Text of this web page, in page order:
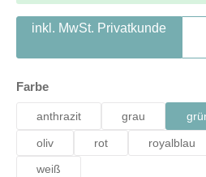
inkl. MwSt. Privatkunde
Farbeauswählen
anthrazit grau
oliv rot royalblau
weiß